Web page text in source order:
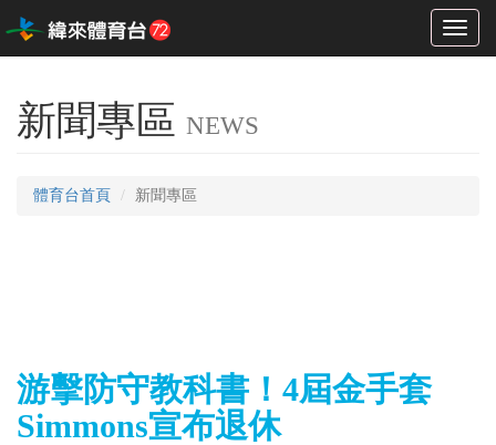
Toggle
新聞專區 NEWS
體育台首頁 新聞專區
游擊防守教科書！4屆金手套
Simmons宣布退休